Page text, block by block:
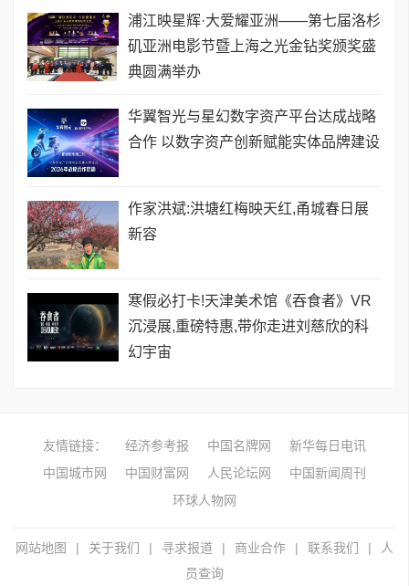
浦江映星辉·大爱耀亚洲——第七届洛杉
矶亚洲电影节暨上海之光金钻奖颁奖盛
典圆满举办
华翼智光与星幻数字资产平台达成战略
合作 以数字资产创新赋能实体品牌建设
作家洪斌:洪塘红梅映天红,甬城春日展
新容
寒假必打卡!天津美术馆《吞食者》VR
沉浸展,重磅特惠,带你走进刘慈欣的科
幻宇宙
友情链接： 经济参考报 中国名牌网
新华每日电讯
中国城市网
中国财富网 人民论坛网
中国新闻周刊
环球人物网
网站地图 | 关于我们 | 寻求报道 | 商业合作 | 联系我们 |
人
员查询